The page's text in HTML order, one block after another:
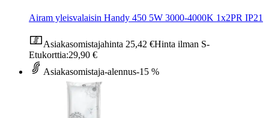
Airam yleisvalaisin Handy 450 5W 3000-4000K 1x2PR IP21
Asiakasomistajahinta 25,42 €Hinta ilman S-
Etukorttia:29,90 €
Asiakasomistaja-alennus-15 %